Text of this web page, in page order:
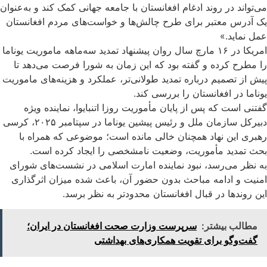
می‌تواند در روند ادغام افغانستان با جامعه جهانی کمک کند و به‌عنوان
یک آدرس معتبر برای طرح چالش‌ها و خواست‌های مردم افغانستان
عمل نماید.»
امریکا در ۱۶ مارچ سال روان پیشنهاد تمدید سه‌ماهه ماموریت یوناما
را مطرح کرده و گفته بود که این زمان به شورا فرصت می‌دهد تا
پیش از تصمیم درباره تمدید طولانی‌تر، عملکرد و هزینه‌های ماموریت
یوناما در افغانستان را بررسی کند.
گفتنی است که پس از پایان مأموریت روزا اتنبایوا، نماینده ویژه
دبیرکل سازمان ملل و رئیس پیشین یوناما در سپتامبر ۲۰۲۵، کرسی
رهبری این نهاد همچنان خالی مانده است؛ موضوعی که همراه با
بحث تمدید مأموریت، وضعیت نامشخصی را ایجاد کرده است.
به نظر می‌رسد، نبود نماینده امارت اسلامی در نشست‌های شورای
امنیت و ادامه مباحث بدون حضور آن، باعث شده میزان اثرگذاری
این روندها در قبال افغانستان محدودتر به نظر برسد.
مطالب بیشتر: سرپرست وزارت صحت افغانستان در ایران؛
گفت‌وگو برای تقویت همکاری‌های بهداشتی